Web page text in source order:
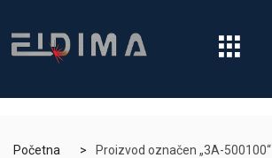
Početna Proizvod označen „3A-500100“